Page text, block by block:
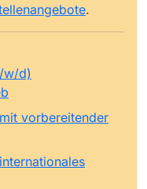
.
w/d)
vorbereitender